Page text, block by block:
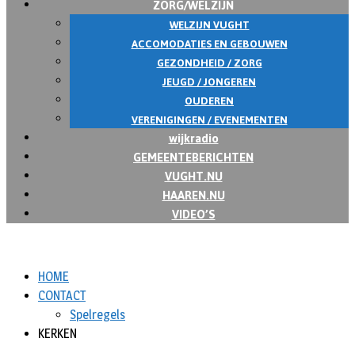
WELZIJN VUGHT
ACCOMODATIES EN GEBOUWEN
GEZONDHEID / ZORG
JEUGD / JONGEREN
OUDEREN
VERENIGINGEN / EVENEMENTEN
wijkradio
GEMEENTEBERICHTEN
VUGHT.NU
HAAREN.NU
VIDEO’S
HOME
CONTACT
Spelregels
KERKEN